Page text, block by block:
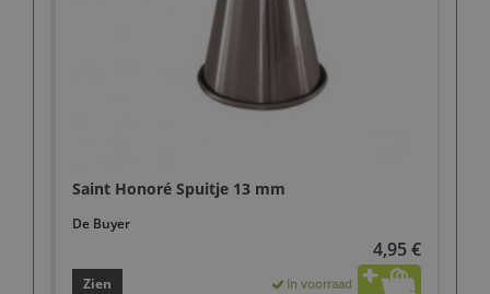
Saint Honoré Spuitje 13 mm
De Buyer
4,95 €
Zien In voorraad